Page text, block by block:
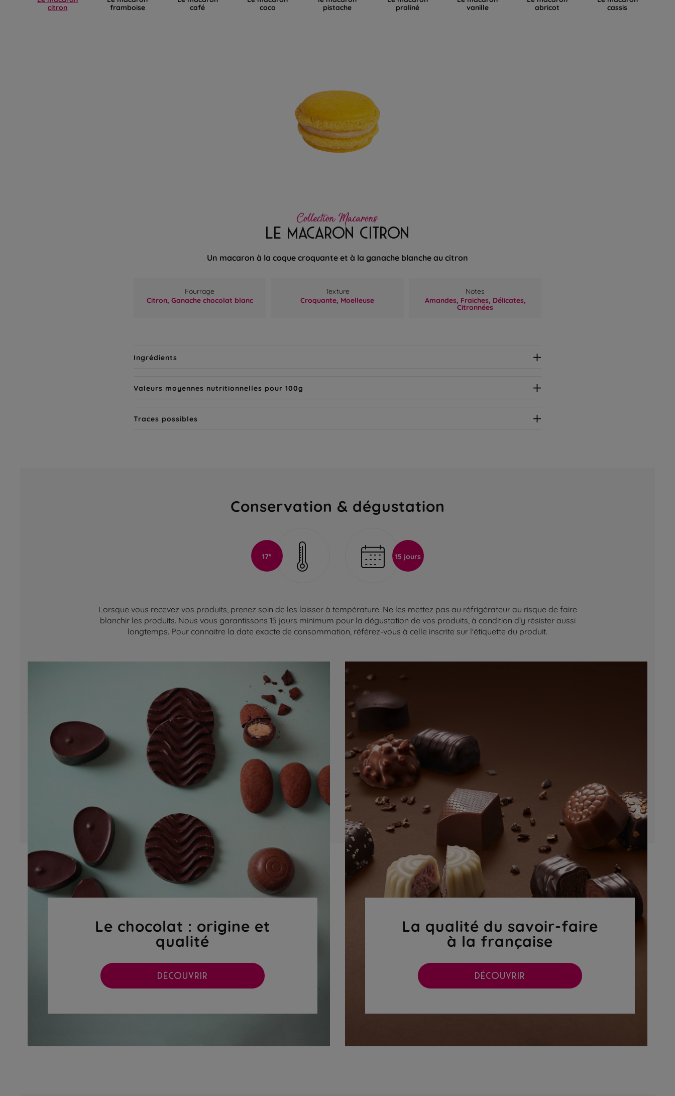
citron framboise café coco pistache praliné vanille abricot cassis
Collection Macarons
LE MACARON CITRON
Un macaron à la coque croquante et à la ganache blanche au citron
Fourrage
Citron, Ganache chocolat blanc
Texture
Croquante, Moelleuse
Notes
Amandes, Fraiches, Délicates,
Citronnées
Ingrédients
Valeurs moyennes nutritionnelles pour 100g
Traces possibles
Conservation & dégustation
17° 15 jours
Lorsque vous recevez vos produits, prenez soin de les laisser à température. Ne les mettez pas au réfrigérateur au risque de faire
blanchir les produits. Nous vous garantissons 15 jours minimum pour la dégustation de vos produits, à condition d’y résister aussi
longtemps. Pour connaitre la date exacte de consommation, référez-vous à celle inscrite sur l'étiquette du produit.
Le chocolat : origine et
qualité
DÉCOUVRIR
La qualité du savoir-faire
à la française
DÉCOUVRIR